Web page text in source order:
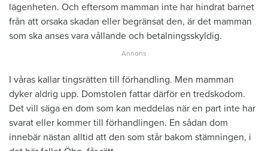
lägenheten. Och eftersom mamman inte har hindrat barnet
från att orsaka skadan eller begränsat den, är det mamman
som ska anses vara vållande och betalningsskyldig.
I våras kallar tingsrätten till förhandling. Men mamman
dyker aldrig upp. Domstolen fattar därför en tredskodom.
Det vill säga en dom som kan meddelas när en part inte har
svarat eller kommer till förhandlingen. En sådan dom
innebär nästan alltid att den som står bakom stämningen, i